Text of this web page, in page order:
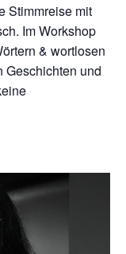
Stimmreise mit
Im Workshop
& wortlosen
Geschichten und